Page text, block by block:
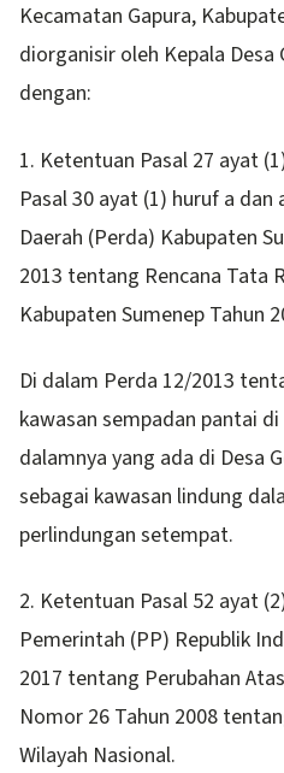
Kecamatan Gapura,
diorganisir oleh Kepala
dengan:
1. Ketentuan Pasal 27 ayat
Pasal 30 ayat (1) huruf a
Daerah (Perda) Kabupaten
2013 tentang Rencana Tata
Kabupaten Sumenep Tahun
Di dalam Perda 12/2013
kawasan sempadan pantai
dalamnya yang ada di Desa
sebagai kawasan lindung
perlindungan setempat.
2. Ketentuan Pasal 52 ayat
Pemerintah (PP) Republik
2017 tentang Perubahan
Nomor 26 Tahun 2008
Wilayah Nasional.